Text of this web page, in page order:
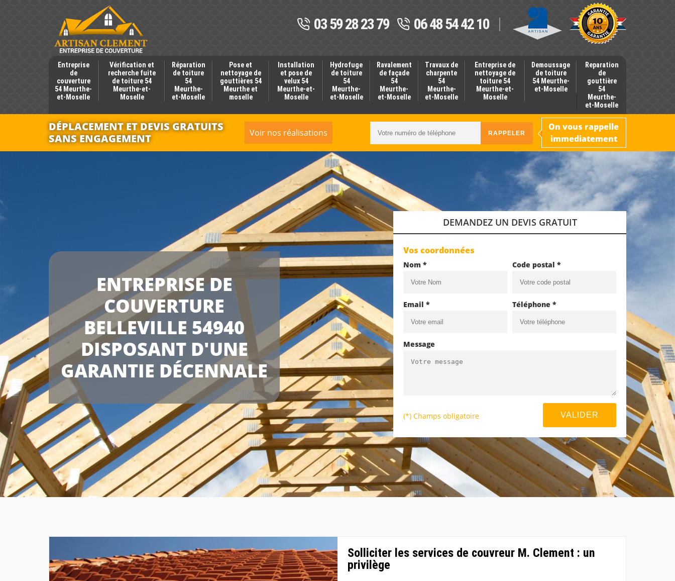
03 59 28 23 79 06 48 54 42 10
Entreprise
de
couverture
54 Meurthe-
et-Moselle
Vérification et
recherche fuite
de toiture 54
Meurthe-et-
Moselle
Réparation
de toiture
54
Meurthe-
et-Moselle
Pose et
nettoyage de
gouttières 54
Meurthe et
moselle
Installation
et pose de
velux 54
Meurthe-et-
Moselle
Hydrofuge
de toiture
54
Meurthe-
et-Moselle
Ravalement
de façade
54
Meurthe-
et-Moselle
Travaux de
charpente
54
Meurthe-
et-Moselle
Entreprise de
nettoyage de
toiture 54
Meurthe-et-
Moselle
Demoussage
de toiture
54 Meurthe-
et-Moselle
Reparation
de
gouttière
54
Meurthe-
et-Moselle
DÉPLACEMENT ET DEVIS GRATUITS
SANS ENGAGEMENT
Voir nos réalisations
On vous rappelle
immediatement
ENTREPRISE DE
COUVERTURE
BELLEVILLE 54940
DISPOSANT D'UNE
GARANTIE DÉCENNALE
DEMANDEZ UN DEVIS GRATUIT
Vos coordonnées
Nom * Code postal *
Email * Téléphone *
Message
(*) Champs obligatoire
Solliciter les services de couvreur M. Clement : un
privilège